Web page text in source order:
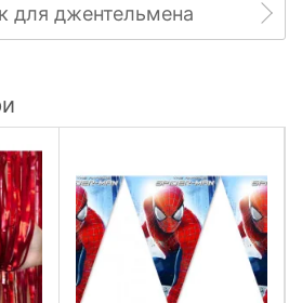
для джентельмена